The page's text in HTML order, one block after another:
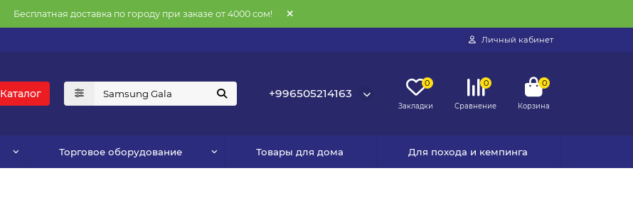
Бесплатная доставка по городу при заказе от 4000 сом!
Личный кабинет
Каталог +996505214163
0
Закладки
0
Сравнение
0
Корзина
Торговое оборудование Товары для дома Для похода и кемпинга